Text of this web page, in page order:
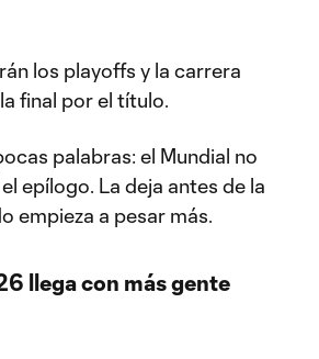
los playoffs y la carrera
final por el título.
palabras: el Mundial no
epílogo. La deja antes de la
empieza a pesar más.
llega con más gente